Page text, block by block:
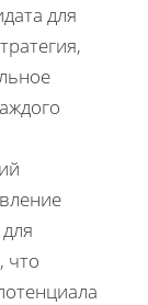
для
что